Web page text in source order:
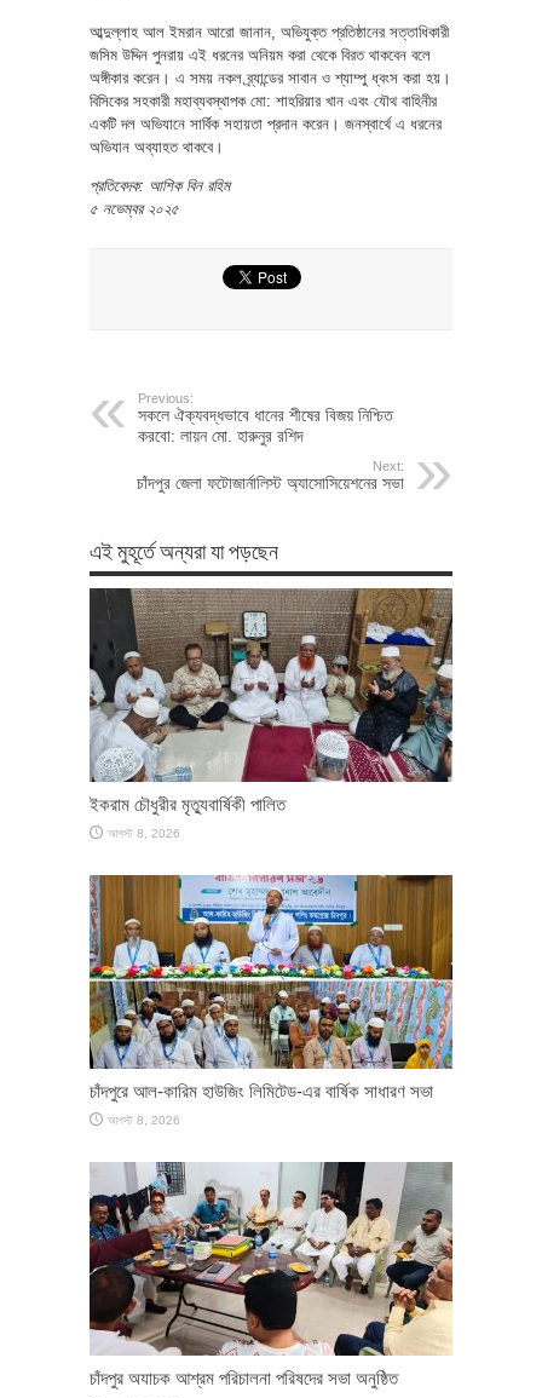
আব্দুল্লাহ আল ইমরান আরো জানান, অভিযুক্ত প্রতিষ্ঠানের সত্তাধিকারী
জসিম উদ্দিন পুনরায় এই ধরনের অনিয়ম করা থেকে বিরত থাকবেন বলে
অঙ্গীকার করেন। এ সময় নকল ব্র্যান্ডের সাবান ও শ্যাম্পু ধ্বংস করা হয়।
বিসিকের সহকারী মহাব্যবস্থাপক মো: শাহরিয়ার খান এবং যৌথ বাহিনীর
একটি দল অভিযানে সার্বিক সহায়তা প্রদান করেন। জনস্বার্থে এ ধরনের
অভিযান অব্যাহত থাকবে।
প্রতিবেদক: আশিক বিন রহিম
৫ নভেম্বর ২০২৫
Previous:
সকলে ঐক্যবদ্ধভাবে ধানের শীষের বিজয় নিশ্চিত
করবো: লায়ন মো. হারুনুর রশিদ
Next:
চাঁদপুর জেলা ফটোজার্নালিস্ট অ্যাসোসিয়েশনের সভা
এই মুহূর্তে অন্যরা যা পড়ছেন
ইকরাম চৌধুরীর মৃত্যুবার্ষিকী পালিত
আগস্ট 8, 2026
চাঁদপুরে আল-কারিম হাউজিং লিমিটেড-এর বার্ষিক সাধারণ সভা
আগস্ট 8, 2026
চাঁদপুর অযাচক আশ্রম পরিচালনা পরিষদের সভা অনুষ্ঠিত